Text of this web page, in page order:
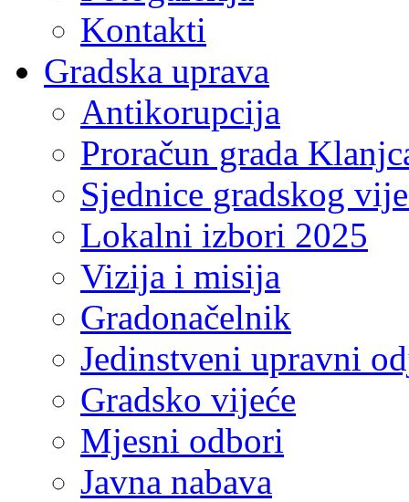
Kontakti
Gradska uprava
Antikorupcija
Proračun grada
Sjednice gradskog
Lokalni izbori 2025
Vizija i misija
Gradonačelnik
Jedinstveni upravni
Gradsko vijeće
Mjesni odbori
Javna nabava